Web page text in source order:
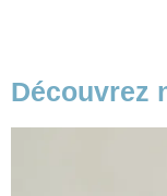
Découvrez